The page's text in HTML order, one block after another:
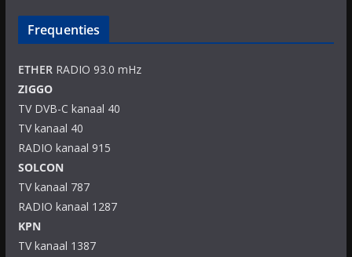
Frequenties
ETHERRADIO 93.0 mHz
ZIGGO
TV DVB-C kanaal 40
TV kanaal 40
RADIO kanaal 915
SOLCON
TV kanaal 787
RADIO kanaal 1287
KPN
TV kanaal 1387